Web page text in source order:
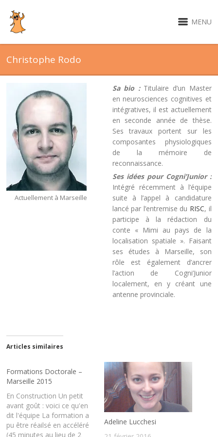
MENU
Christophe Rodo
Actuellement à Marseille
Sa bio : Titulaire d’un Master
en neurosciences cognitives et
intégratives, il est actuellement
en seconde année de thèse.
Ses travaux portent sur les
composantes physiologiques
de la mémoire de
reconnaissance.
Ses idées pour Cogni’Junior :
Intégré récemment à l’équipe
suite à l’appel à candidature
lancé par l’entremise du RISC, il
participe à la rédaction du
conte « Mimi au pays de la
localisation spatiale ». Faisant
ses études à Marseille, son
rôle est également d’ancrer
l’action de Cogni’Junior
localement, en y créant une
antenne provinciale.
Articles similaires
Formations Doctorale –
Marseille 2015
En Construction Un petit
avant goût : voici ce qu'en
dit l'équipe La formation a
pu être réailsé en accéléré
(45 minutes au lieu de 2
Adeline Lucchesi